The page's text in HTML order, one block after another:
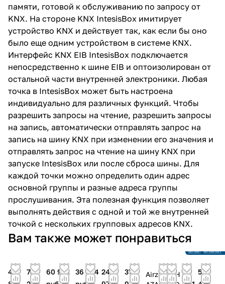
памяти, готовой к обслуживанию по запросу от
KNX. На стороне KNX IntesisBox имитирует
устройство KNX и действует так, как если бы оно
было еще одним устройством в системе KNX.
Интерфейс KNX EIB IntesisBox подключается
непосредственно к шине EIB и оптоизолирован от
остальной части внутренней электроники. Любая
точка в IntesisBox может быть настроена
индивидуально для различных функций. Чтобы
разрешить запросы на чтение, разрешить запросы
на запись, автоматически отправлять запрос на
запись на шину KNX при изменении его значения и
отправлять запрос на чтение на шину KNX при
запуске IntesisBox или после сброса шины. Для
каждой точки можно определить один адрес
основной группы и разные адреса группы
прослушивания. Эта полезная функция позволяет
выполнять действия с одной и той же внутренней
точкой с нескольких групповых адресов KNX.
Вам также может понравиться
44
737
60 941
36 834 246
37
Airzone H
Ссылка на
44
50